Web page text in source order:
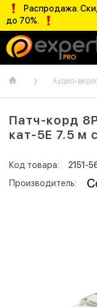
Распродажа.
до 70%.
Аудио-
Патч-корд
кат-5Е 7.5 м
Код товара:
2151-
Производитель: